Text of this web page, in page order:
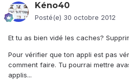
Kéno40
Posté(e) 30 octobre 2012
Et tu as bien vidé les caches?
Pour vérifier que ton appli est pas
comment faire. Tu pourrai mettre
applis...